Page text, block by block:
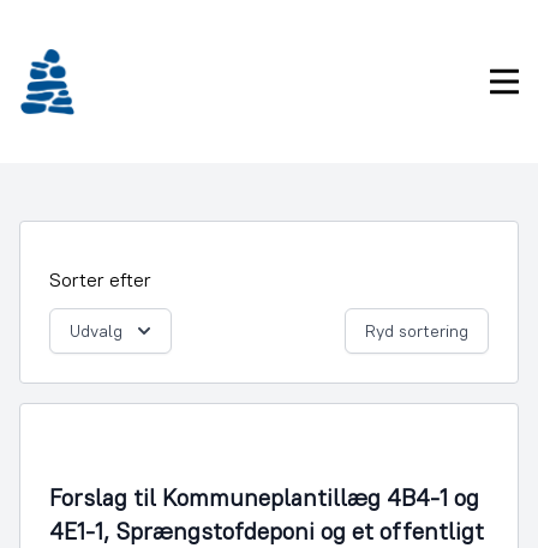
indhold
Sorter efter
Udvalg Ryd sortering
Forslag til Kommuneplantillæg 4B4-1 og
4E1-1, Sprængstofdeponi og et offentligt